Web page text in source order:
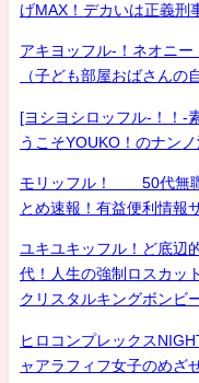
げMAX！デカいは正義刑
アキヨッフル-！ネオニー
（子ども部屋おばさんの
[ヨシヨシロッフル-！！-
うこそYOUKO！のナン
モリッフル！ 50代無職
とめ速報！有益便利情
ユキユキッフル！ど底辺
代！人生の強制ロスカッ
クリスタルキングボンビ
ヒロコンプレックス
ャアラフィフ女子のめざ